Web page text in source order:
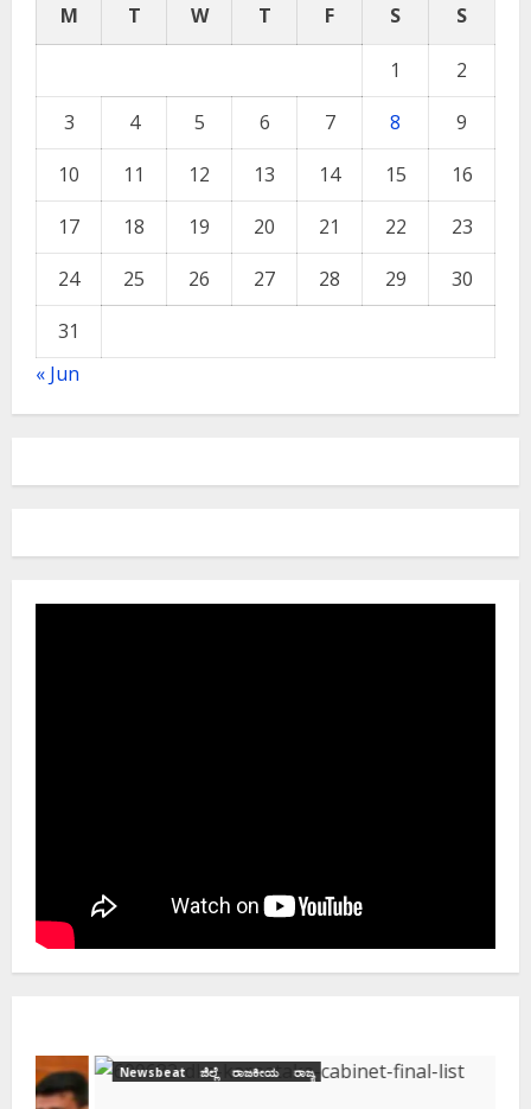
M T W T F S S
1
2
3
4 5 6 7 8
9
10
11 12 13 14 15
16
17
18 19 20 21 22
23
24
25 26 27 28 29
30
31
« Jun
Newsbeat ಜಿಲ್ಲೆ ರಾಜಕೀಯ ರಾಜ್ಯ